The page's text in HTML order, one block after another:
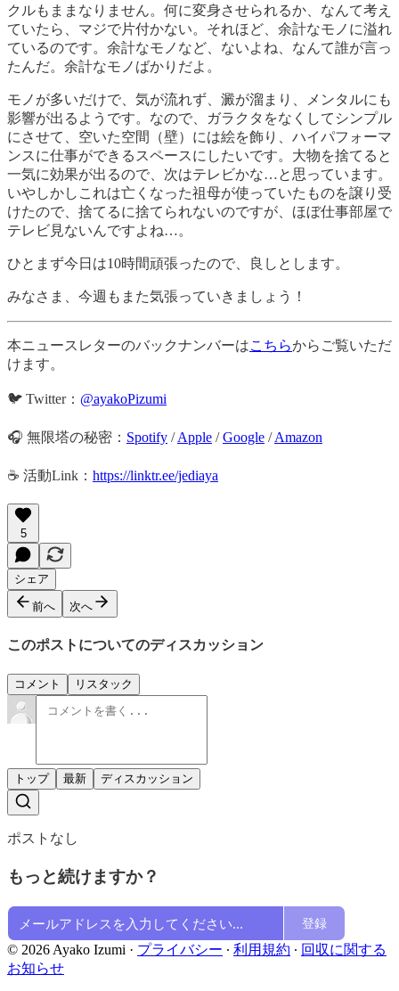
クルもままなりません。何に変身させられるか、なんて考え
ていたら、マジで片付かない。それほど、余計なモノに溢れ
ているのです。余計なモノなど、ないよね、なんて誰が言っ
たんだ。余計なモノばかりだよ。
モノが多いだけで、気が流れず、澱が溜まり、メンタルにも
影響が出るようです。なので、ガラクタをなくしてシンプル
にさせて、空いた空間（壁）には絵を飾り、ハイパフォーマ
ンスに仕事ができるスペースにしたいです。大物を捨てると
一気に効果が出るので、次はテレビかな…と思っています。
いやしかしこれは亡くなった祖母が使っていたものを譲り受
けたので、捨てるに捨てられないのですが、ほぼ仕事部屋で
テレビ見ないんですよね…。
ひとまず今日は10時間頑張ったので、良しとします。
みなさま、今週もまた気張っていきましょう！
本ニュースレターのバックナンバーはこちらからご覧いただ
けます。
🐦 Twitter： @ayakoPizumi
🎧 無限塔の秘密： Spotify /Apple /Google /Amazon
☕️ 活動Link： https://linktr.ee/jediaya
5
シェア
前へ 次へ
このポストについてのディスカッション
コメント リスタック
トップ 最新 ディスカッション
ポストなし
もっと続けますか？
登録
© 2026 Ayako Izumi · プライバシー ∙ 利用規約 ∙ 回収に関する
お知らせ